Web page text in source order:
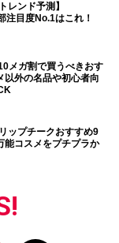
レンド予測】
目度No.1はこれ！
メガ割で買うべきおす
以外の名品や初心者向
ップチークおすすめ9
能コスメをプチプラか